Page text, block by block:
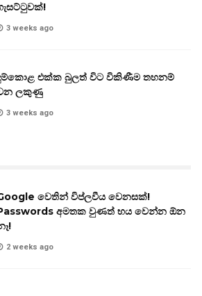
3 weeks ago
එක්ක බුලත් විට විකිණීම තහනම්
ලකුණු
3 weeks ago
වෙතින් විප්ලවීය වෙනසක්!
අමතක වුණත් භය වෙන්න ඕන
2 weeks ago